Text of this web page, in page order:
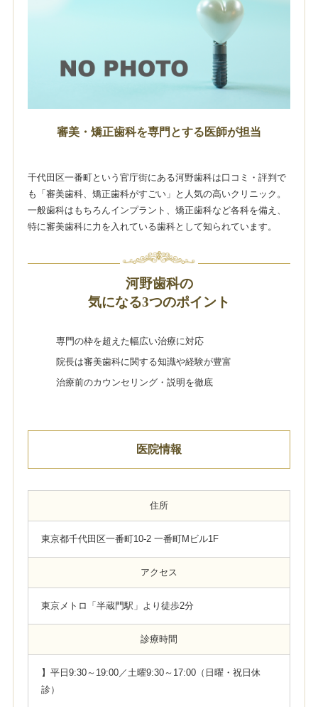
審美・矯正歯科を専門とする医師が担当
千代田区一番町という官庁街にある河野歯科は口コミ・評判で
も「審美歯科、矯正歯科がすごい」と人気の高いクリニック。
一般歯科はもちろんインプラント、矯正歯科など各科を備え、
特に審美歯科に力を入れている歯科として知られています。
河野歯科の
気になる3つのポイント
専門の枠を超えた幅広い治療に対応
院長は審美歯科に関する知識や経験が豊富
治療前のカウンセリング・説明を徹底
医院情報
住所
東京都千代田区一番町10-2 一番町Mビル1F
アクセス
東京メトロ「半蔵門駅」より徒歩2分
診療時間
】平日9:30～19:00／土曜9:30～17:00（日曜・祝日休
診）